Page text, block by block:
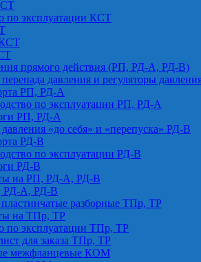
по эксплуатации КСТ
прямого действия (РП, РД-А, РД-В)
давления и регуляторы
РП, РД-А
по эксплуатации РП, РД-А
РП, РД-А
«до себя» и «перепуска» РД-В
РД-В
по эксплуатации РД-В
РД-В
на РП, РД-А, РД-В
РД-А, РД-В
разборные ТПр, ТР
на ТПр, ТР
по эксплуатации ТПр, ТР
для заказа ТПр, ТР
межфланцевые КОМ